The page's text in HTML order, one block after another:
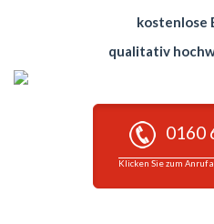
kostenlose
qualitativ
0160
Klicken Sie zum Anruf